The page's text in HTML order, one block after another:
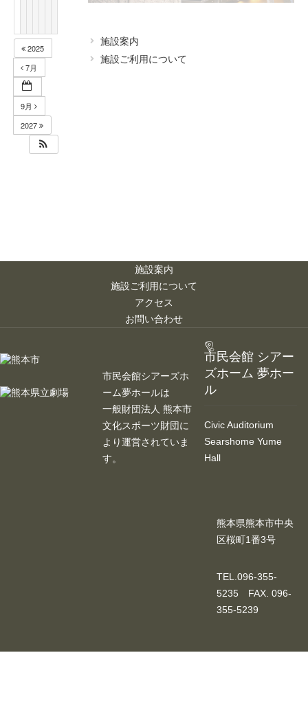
2025
7月
9月
2027
施設案内
施設ご利用について
施設案内
施設ご利用について
アクセス
お問い合わせ
市民会館シアーズホ
ーム夢ホールは
一般財団法人 熊本市
文化スポーツ財団に
より運営されていま
す。
市民会館 シアー
ズホーム 夢ホー
ル
Civic Auditorium
Searshome Yume
Hall
熊本県熊本市中央
区桜町1番3号
TEL.096-355-
5235 FAX. 096-
355-5239